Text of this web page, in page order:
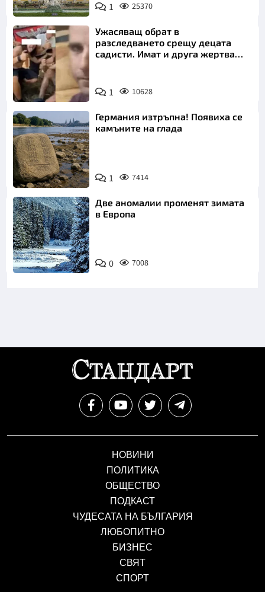
1 25370
Ужасяващ обрат в
разследването срещу децата
садисти. Имат и друга жертва
1 10628
Германия изтръпна! Появиха се
камъните на глада
1 7414
Две аномалии променят зимата
в Европа
0 7008
НОВИНИ
ПОЛИТИКА
ОБЩЕСТВО
ПОДКАСТ
ЧУДЕСАТА НА БЪЛГАРИЯ
ЛЮБОПИТНО
БИЗНЕС
СВЯТ
СПОРТ